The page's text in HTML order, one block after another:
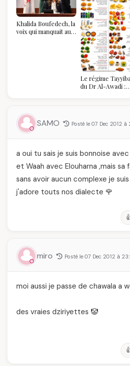
Khalida Boufedech, la
voix qui manquait au
Le régime
du Dr Al-Awadi :
vraiment savoir
SAMO Posté le 07 Dec 2012 à
a oui tu sais je suis bonnoise
et Waah avec Elouharna ,mais sa
sans avoir aucun complexe je
j'adore touts nos dialecte 🌹
miro Posté le 07 Dec 2012 à
moi aussi je passe de chawala a
des vraies dziriyettes 🤡